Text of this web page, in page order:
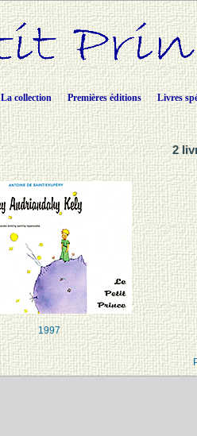
La collection Premières éditions Livres
2
1997